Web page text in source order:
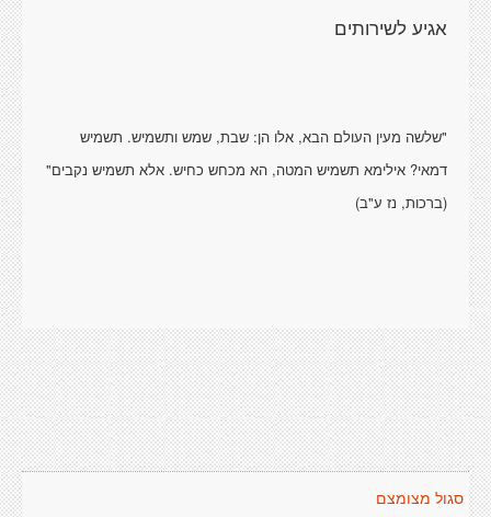
אגיע לשירותים
"שלשה מעין העולם הבא, אלו הן: שבת, שמש ותשמיש. תשמיש
דמאי? אילימא תשמיש המטה, הא מכחש כחיש. אלא תשמיש נקבים"
(ברכות, נז ע"ב)
סגול מצומצם